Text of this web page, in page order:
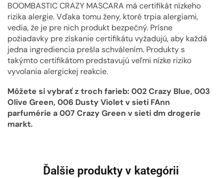
BOOMBASTIC CRAZY MASCARA má certifikát nízkeho
rizika alergie. Vďaka tomu ženy, ktoré trpia alergiami,
vedia, že je pre nich produkt bezpečný. Prísne
požiadavky pre získanie certifikátu vyžadujú, aby každá
jedna ingrediencia prešla schválením. Produkty s
takýmto certifikátom predstavujú veľmi nízke riziko
vyvolania alergickej reakcie.
Môžete si vybrať z troch farieb: 002 Crazy Blue, 003
Olive Green, 006 Dusty Violet v sieti FAnn
parfumérie a 007 Crazy Green v sieti dm drogerie
markt.
Ďalšie produkty v kategórii